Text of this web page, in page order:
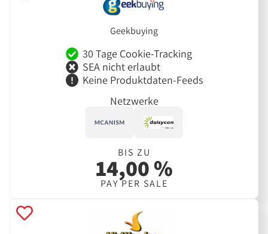
Geekbuying
30 Tage Cookie-Tracking
SEA nicht erlaubt
Keine Produktdaten-Feeds
Netzwerke
BIS ZU
14,00 %
PAY PER SALE